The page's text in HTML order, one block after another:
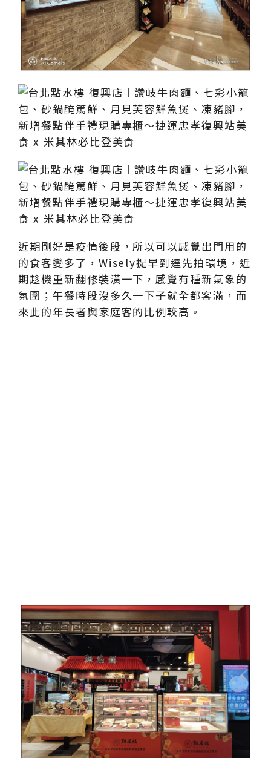
近期剛好是疫情後段，所以可以感覺出門用的
的食客變多了，Wisely提早到達先拍環境，近
期趁機重新翻修裝潢一下，感覺有種新氣象的
氛圍；午餐時段沒多久一下子就全都客滿，而
來此的年長者與家庭客的比例較高。